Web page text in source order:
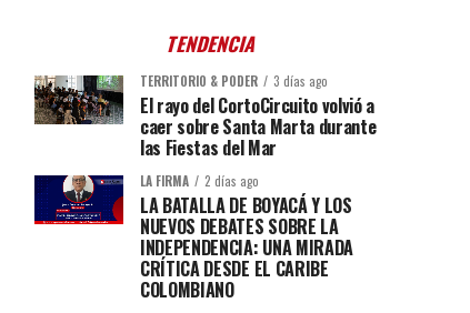
TENDENCIA
TERRITORIO & PODER 3 días ago
El rayo del CortoCircuito volvió a
caer sobre Santa Marta durante
las Fiestas del Mar
LA FIRMA 2 días ago
LA BATALLA DE BOYACÁ Y LOS
NUEVOS DEBATES SOBRE LA
INDEPENDENCIA: UNA MIRADA
CRÍTICA DESDE EL CARIBE
COLOMBIANO